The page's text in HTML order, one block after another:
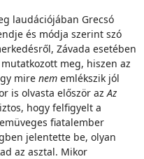
laudációjában Grecsó
és módja szerint szó
Závada esetében
meg, hiszen az
mire nem emlékszik jól
is olvasta először azAz
hogy felfigyelt a
fiatalember
jelentette be, olyan
az asztal. Mikor